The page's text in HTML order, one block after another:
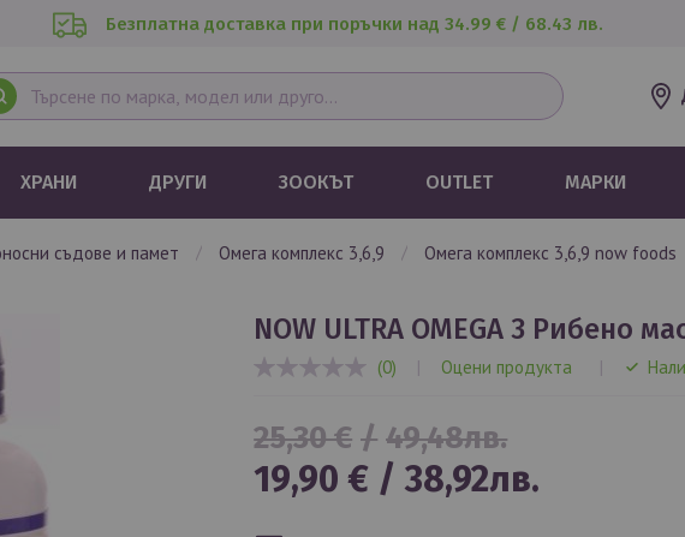
Безплатна доставка при поръчки над 34.99 € / 68.43 лв.
ХРАНИ ДРУГИ ЗООКЪТ OUTLET МАРКИ
съдове и памет омега комплекс 3,6,9 омега комплекс 3,6,9 now foods
NOW ULTRA OMEGA 3 Рибено
(0) | Оцени продукта
Специална
19,90 € / 38,92лв.
25,30 € / 49,48лв.